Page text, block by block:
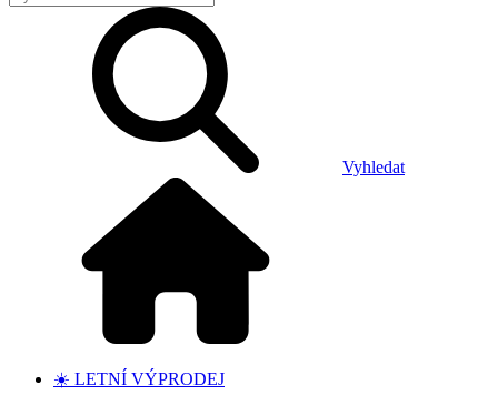
Vyhledat
☀️ LETNÍ VÝPRODEJ